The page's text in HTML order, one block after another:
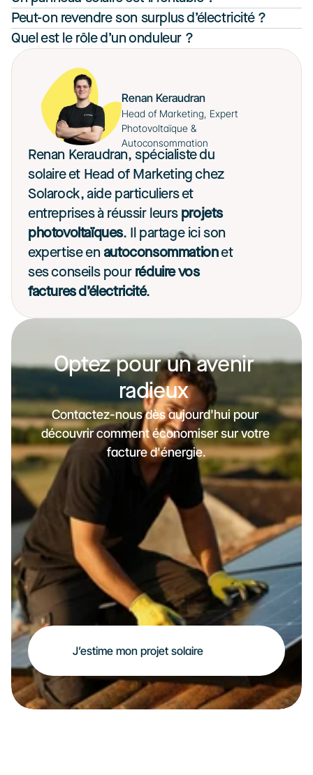
Peut-on revendre son surplus d’électricité ?
Quel est le rôle d’un onduleur ?
Renan Keraudran
Head of Marketing, Expert
Photovoltaïque &
Autoconsommation
Renan Keraudran, spécialiste du
solaire et Head of Marketing chez
Solarock, aide particuliers et
entreprises à réussir leurs projets
photovoltaïques. Il partage ici son
expertise en autoconsommation et
ses conseils pour réduire vos
factures d’électricité.
Optez pour un avenir
radieux
Contactez-nous dès aujourd'hui pour
découvrir comment économiser sur votre
facture d'énergie.
J’estime mon projet solaire